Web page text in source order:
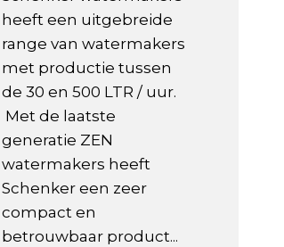
heeft een uitgebreide
range van watermakers
met productie tussen
de 30 en 500 LTR / uur.
Met de laatste
generatie ZEN
watermakers heeft
Schenker een zeer
compact en
betrouwbaar product...